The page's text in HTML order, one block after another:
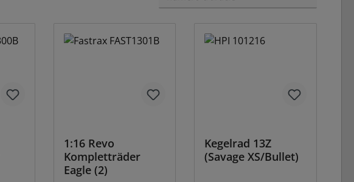
1:16 Revo
Kompletträder
Eagle (2)
Kegelrad 13Z
(Savage XS/Bullet)